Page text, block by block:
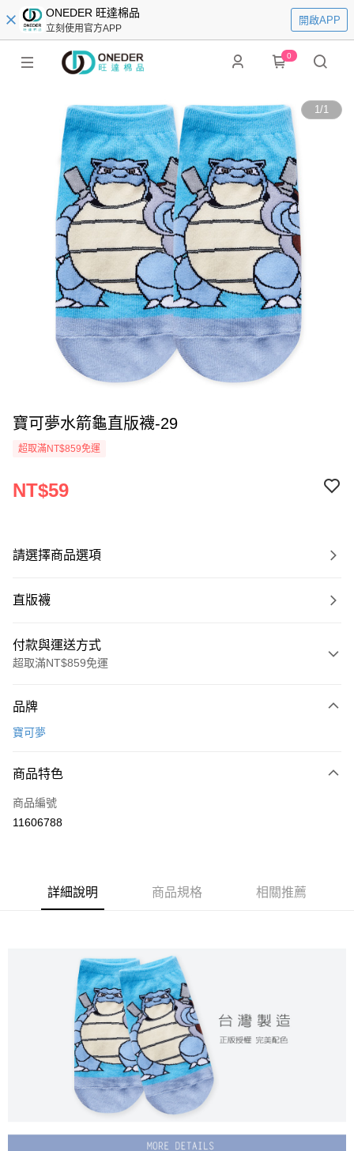
ONEDER 旺達棉品
立刻使用官方APP
開啟APP
0
1/1
寶可夢水箭龜直版襪-29
超取滿NT$859免運
NT$59
請選擇商品選項
直版襪
付款與運送方式
超取滿NT$859免運
信用卡一次付款
LINE Pay
Apple Pay
ATM付款
每筆NT$80，滿NT$899(含以上)免運費
付款後全家取貨
每筆NT$80，滿NT$859(含以上)免運費
7-11取貨付款
每筆NT$80，滿NT$899(含以上)免運費
付款後7-11取貨
品牌
寶可夢
商品特色
商品編號
11606788
詳細說明 商品規格 相關推薦